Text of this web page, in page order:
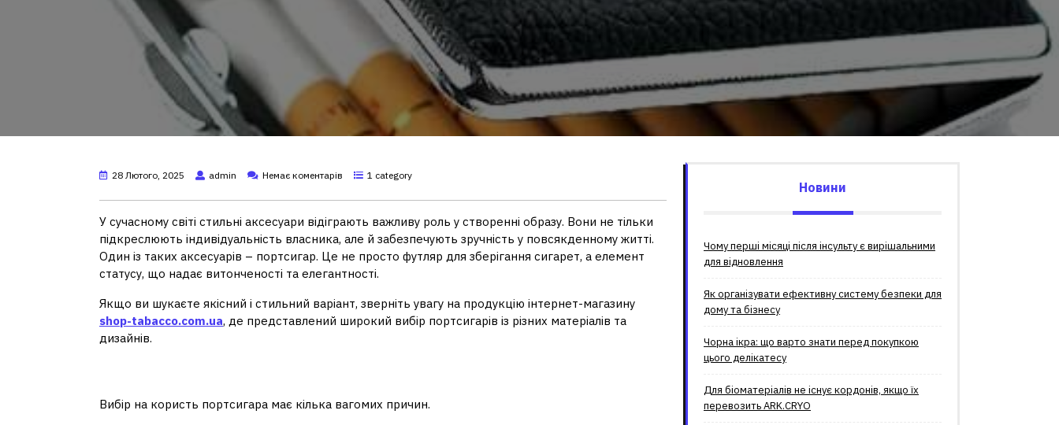
28 Лютого, 2025 admin Немає коментарів 1 category
У сучасному світі стильні аксесуари відіграють важливу роль у створенні образу. Вони не тільки
підкреслюють індивідуальність власника, але й забезпечують зручність у повсякденному житті.
Один із таких аксесуарів – портсигар. Це не просто футляр для зберігання сигарет, а елемент
статусу, що надає витонченості та елегантності.
Якщо ви шукаєте якісний і стильний варіант, зверніть увагу на продукцію інтернет-магазину
shop-tabacco.com.ua, де представлений широкий вибір портсигарів із різних матеріалів та
дизайнів.
Вибір на користь портсигара має кілька вагомих причин.
Новини
Чому перші місяці після інсульту є вирішальними
для відновлення
Як організувати ефективну систему безпеки для
дому та бізнесу
Чорна ікра: що варто знати перед покупкою
цього делікатесу
Для біоматеріалів не існує кордонів, якщо їх
перевозить ARK.CRYO